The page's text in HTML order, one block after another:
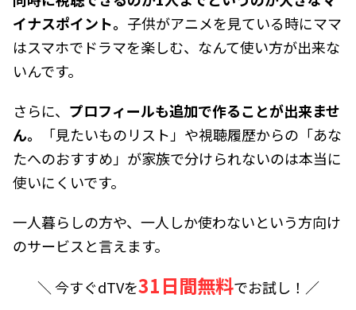
イナスポイント。 子供がアニメを見ている時にママ
はスマホでドラマを楽しむ、なんて使い方が出来な
いんです。
さらに、 プロフィールも追加で作ることが出来ませ
ん。
「見たいものリスト」や視聴履歴からの「あな
たへのおすすめ」が家族で分けられないのは本当に
使いにくいです。
一人暮らしの方や、一人しか使わないという方向け
のサービスと言えます。
＼ 今すぐdTVを31日間無料でお試し！／